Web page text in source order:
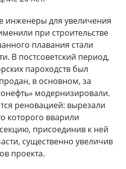
инженеры для увеличения
при строительстве
плавания стали
В постсоветский период,
пароходств был
в основном, за
модернизировали.
реновацией: вырезали
которого вварили
присоединив к ней
существенно увеличив
проекта.